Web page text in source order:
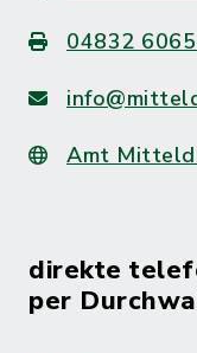
04832
Amt
direkte
per